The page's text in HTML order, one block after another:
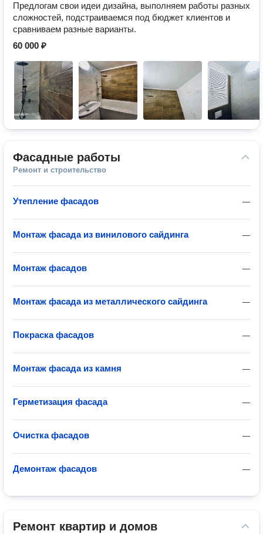
Предлогам свои идеи дизайна, выполняем работы разных
сложностей, подстраиваемся под бюджет клиентов и
сравниваем разные варианты.
60 000 ₽
Фасадные работы
Ремонт и строительство
—
Утепление фасадов
—
Монтаж фасада из винилового сайдинга
—
Монтаж фасадов
—
Монтаж фасада из металлического сайдинга
—
Покраска фасадов
—
Монтаж фасада из камня
—
Герметизация фасада
—
Очистка фасадов
—
Демонтаж фасадов
Ремонт квартир и домов